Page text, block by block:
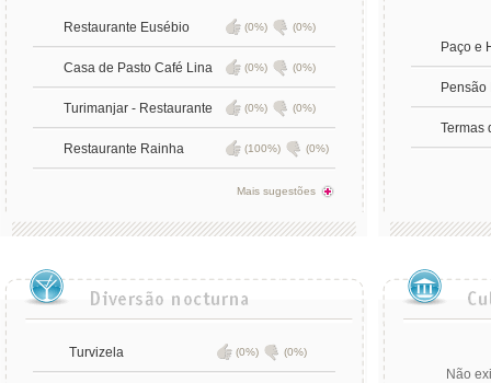
Restaurante Eusébio (0%) (0%)
Casa de Pasto Café Lina (0%) (0%)
Turimanjar - Restaurante (0%) (0%)
Restaurante Rainha (100%) (0%)
Mais sugestões
Paço e
Pensão
Termas
Turvizela (0%) (0%)
Não